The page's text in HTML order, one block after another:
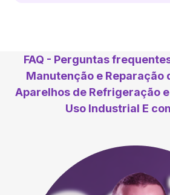
FAQ - Perguntas
Manutenção e Reparação
Aparelhos de Refrigeração
Uso Industrial E